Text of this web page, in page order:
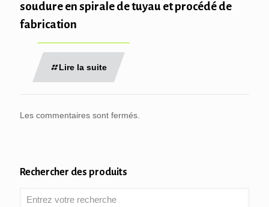
soudure en spirale de tuyau et procédé de
fabrication
Lire la suite
Les commentaires sont fermés.
Rechercher des produits